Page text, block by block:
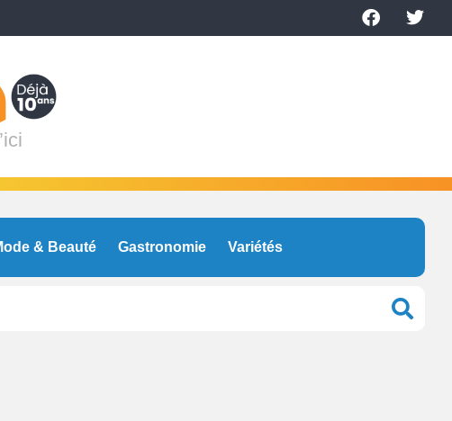
& Beauté Gastronomie Variétés